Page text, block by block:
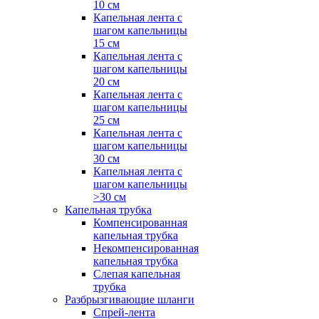
10 см
Капельная лента с
шагом капельницы
15 см
Капельная лента с
шагом капельницы
20 см
Капельная лента с
шагом капельницы
25 см
Капельная лента с
шагом капельницы
30 см
Капельная лента с
шагом капельницы
>30 см
Капельная трубка
Компенсированная
капельная трубка
Некомпенсированная
капельная трубка
Слепая капельная
трубка
Разбрызгивающие шланги
Спрей-лента